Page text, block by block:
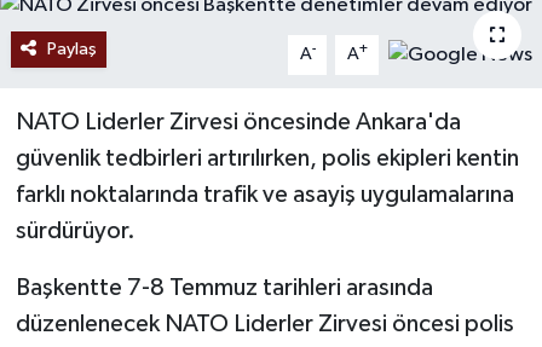
Paylaş A- A+
NATO Liderler Zirvesi öncesinde Ankara'da
güvenlik tedbirleri artırılırken, polis ekipleri kentin
farklı noktalarında trafik ve asayiş uygulamalarına
sürdürüyor.
Başkentte 7-8 Temmuz tarihleri arasında
düzenlenecek NATO Liderler Zirvesi öncesi polis